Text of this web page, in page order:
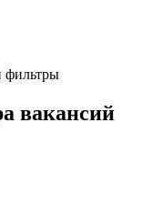
фильтры
вакансий